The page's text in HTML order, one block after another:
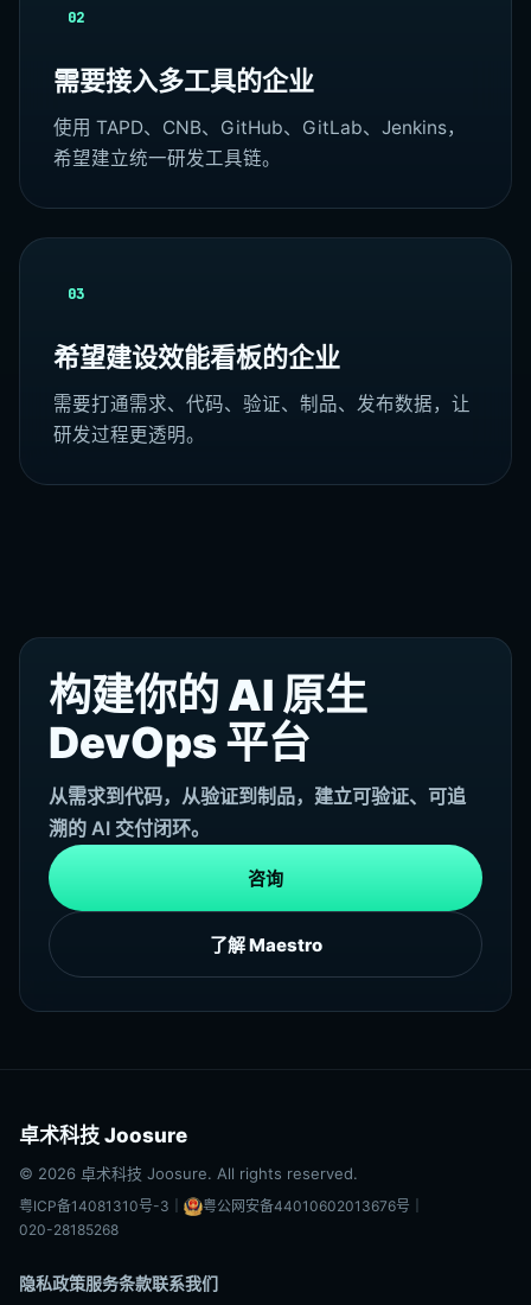
02
需要接入多工具的企业
使用 TAPD、CNB、GitHub、GitLab、Jenkins，
希望建立统一研发工具链。
03
希望建设效能看板的企业
需要打通需求、代码、验证、制品、发布数据，让
研发过程更透明。
构建你的 AI 原生
DevOps 平台
从需求到代码，从验证到制品，建立可验证、可追
溯的 AI 交付闭环。
咨询
了解 Maestro
卓术科技 Joosure
© 2026 卓术科技 Joosure. All rights reserved.
粤ICP备14081310号-3 粤公网安备44010602013676号
020-28185268
隐私政策服务条款联系我们